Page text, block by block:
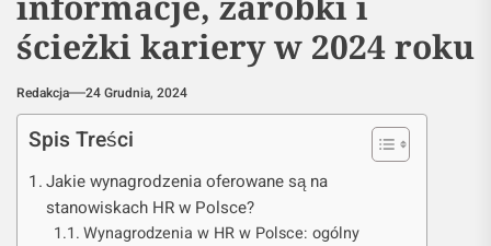
ścieżki kariery w 2024 roku
Redakcja 24 Grudnia, 2024
Spis Treści
Jakie wynagrodzenia oferowane są na
stanowiskach HR w Polsce?
Wynagrodzenia w HR w Polsce: ogólny